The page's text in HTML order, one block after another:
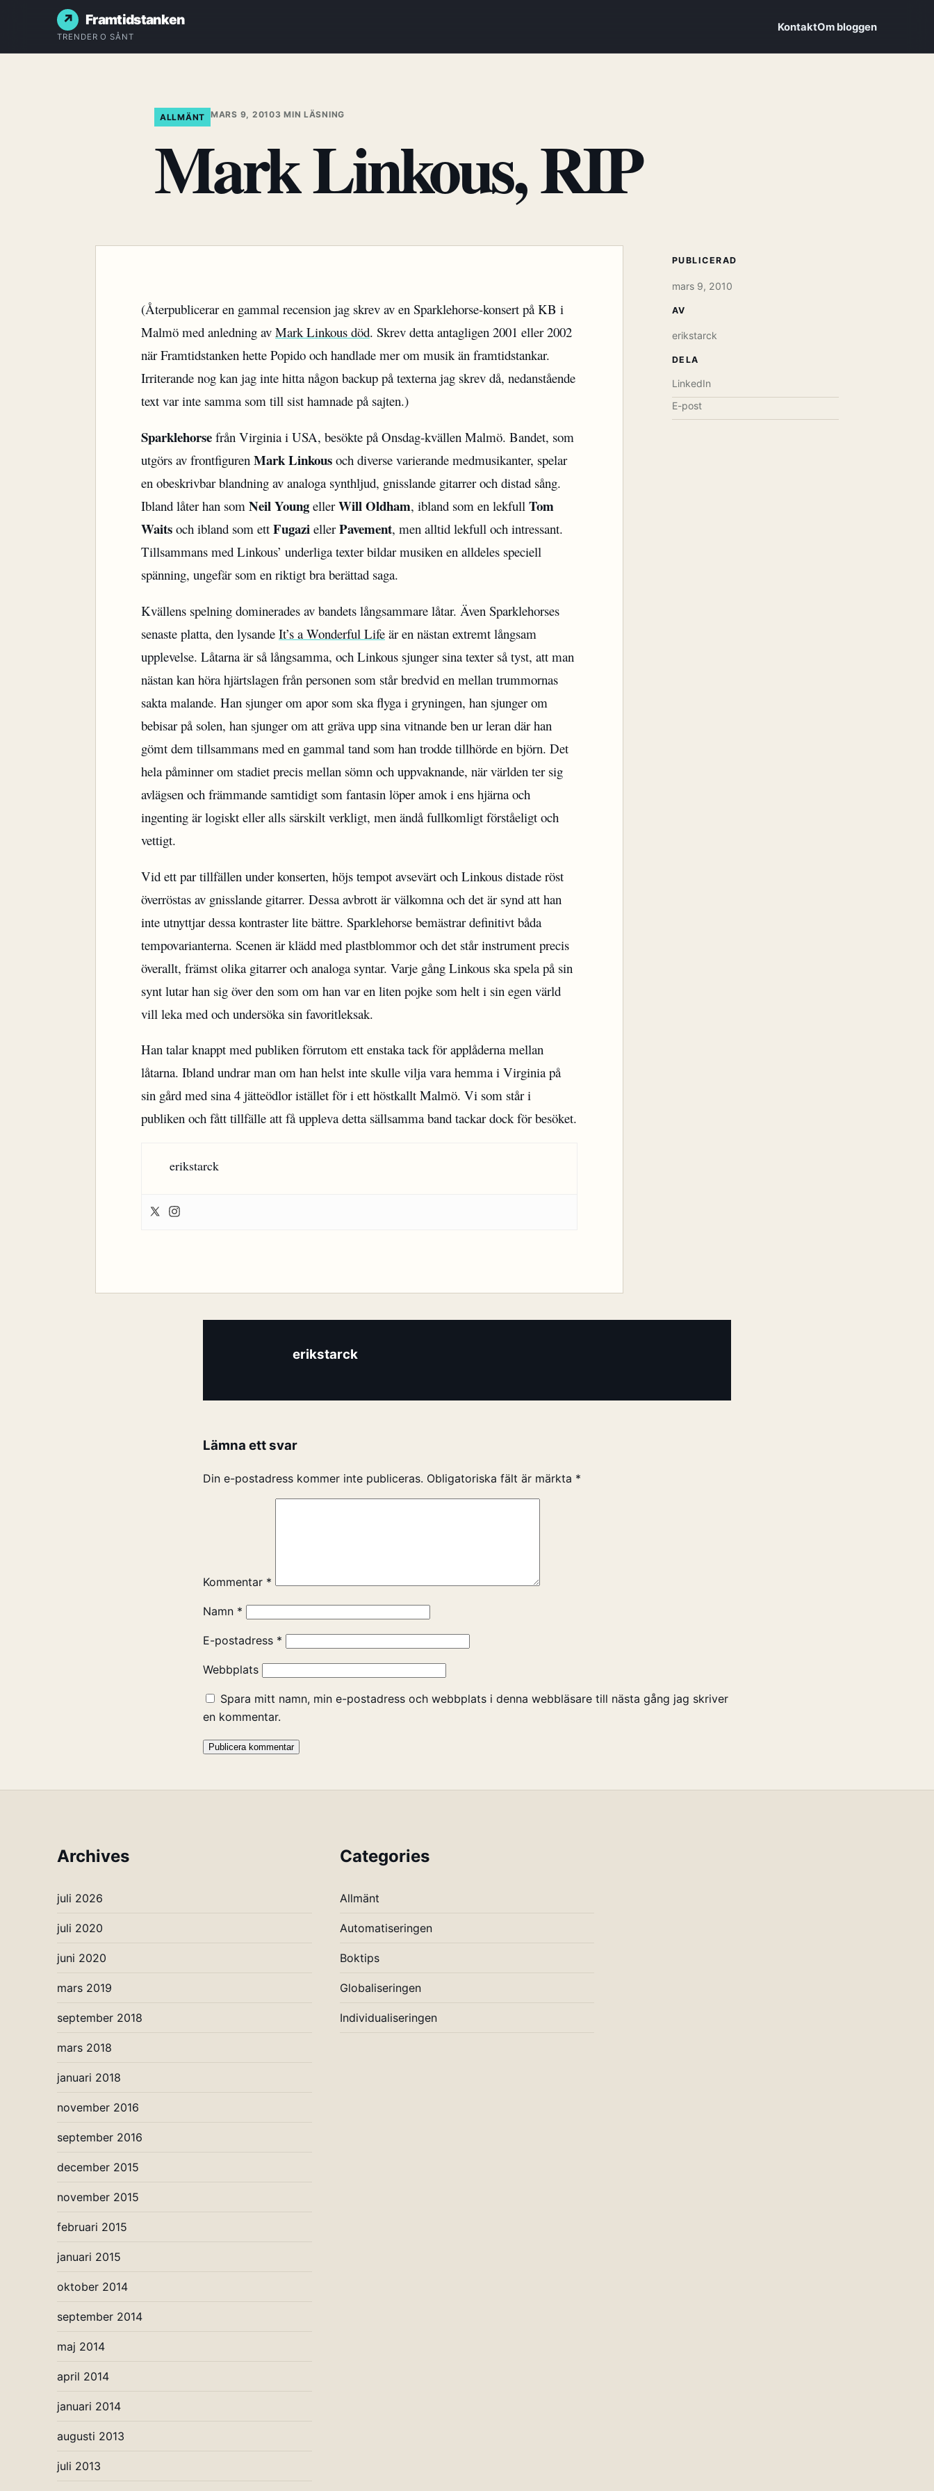
Framtidstanken
TRENDER O SÅNT
KontaktOm bloggen
ALLMÄNT MARS 9, 20103 MIN LÄSNING
Mark Linkous, RIP
(Återpublicerar en gammal recension jag skrev av en Sparklehorse-konsert på KB i
Malmö med anledning av Mark Linkous död. Skrev detta antagligen 2001 eller 2002
när Framtidstanken hette Popido och handlade mer om musik än framtidstankar.
Irriterande nog kan jag inte hitta någon backup på texterna jag skrev då, nedanstående
text var inte samma som till sist hamnade på sajten.)
Sparklehorse från Virginia i USA, besökte på Onsdag-kvällen Malmö. Bandet, som
utgörs av frontfiguren Mark Linkous och diverse varierande medmusikanter, spelar
en obeskrivbar blandning av analoga synthljud, gnisslande gitarrer och distad sång.
Ibland låter han som Neil Young ellerWill Oldham, ibland som en lekfull Tom
Waits och ibland som ett Fugazi ellerPavement, men alltid lekfull och intressant.
Tillsammans med Linkous’ underliga texter bildar musiken en alldeles speciell
spänning, ungefär som en riktigt bra berättad saga.
Kvällens spelning dominerades av bandets långsammare låtar. Även Sparklehorses
senaste platta, den lysande It’s a Wonderful Life är en nästan extremt långsam
upplevelse. Låtarna är så långsamma, och Linkous sjunger sina texter så tyst, att man
nästan kan höra hjärtslagen från personen som står bredvid en mellan trummornas
sakta malande. Han sjunger om apor som ska flyga i gryningen, han sjunger om
bebisar på solen, han sjunger om att gräva upp sina vitnande ben ur leran där han
gömt dem tillsammans med en gammal tand som han trodde tillhörde en björn. Det
hela påminner om stadiet precis mellan sömn och uppvaknande, när världen ter sig
avlägsen och främmande samtidigt som fantasin löper amok i ens hjärna och
ingenting är logiskt eller alls särskilt verkligt, men ändå fullkomligt förståeligt och
vettigt.
Vid ett par tillfällen under konserten, höjs tempot avsevärt och Linkous distade röst
överröstas av gnisslande gitarrer. Dessa avbrott är välkomna och det är synd att han
inte utnyttjar dessa kontraster lite bättre. Sparklehorse bemästrar definitivt båda
tempovarianterna. Scenen är klädd med plastblommor och det står instrument precis
överallt, främst olika gitarrer och analoga syntar. Varje gång Linkous ska spela på sin
synt lutar han sig över den som om han var en liten pojke som helt i sin egen värld
vill leka med och undersöka sin favoritleksak.
Han talar knappt med publiken förrutom ett enstaka tack för applåderna mellan
låtarna. Ibland undrar man om han helst inte skulle vilja vara hemma i Virginia på
sin gård med sina 4 jätteödlor istället för i ett höstkallt Malmö. Vi som står i
publiken och fått tillfälle att få uppleva detta sällsamma band tackar dock för besöket.
erikstarck
PUBLICERAD
mars 9, 2010
AV
erikstarck
DELA
LinkedIn
E-post
erikstarck
Lämna ett svar
Din e-postadress kommer inte publiceras. Obligatoriska fält är märkta *
Kommentar *
Namn *
E-postadress *
Webbplats
Spara mitt namn, min e-postadress och webbplats i denna webbläsare till nästa gång jag skriver
en kommentar.
Archives
juli 2026
juli 2020
juni 2020
mars 2019
september 2018
mars 2018
januari 2018
november 2016
september 2016
december 2015
november 2015
februari 2015
januari 2015
oktober 2014
september 2014
maj 2014
april 2014
januari 2014
augusti 2013
juli 2013
Categories
Allmänt
Automatiseringen
Boktips
Globaliseringen
Individualiseringen